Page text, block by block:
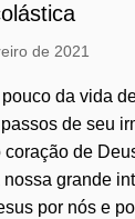
de 2021
da vida
de seu
de
grande
por nós e